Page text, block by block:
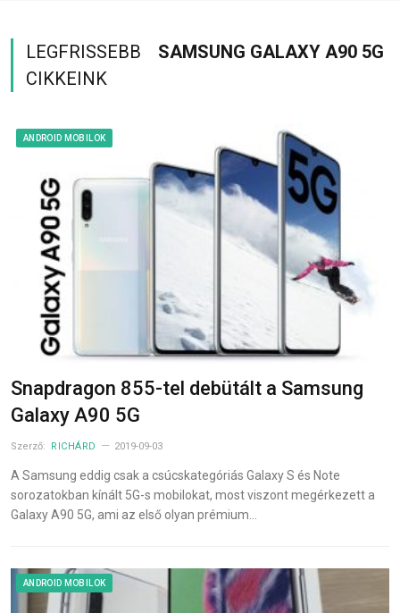
LEGFRISSEBB
SAMSUNG GALAXY A90 5G
CIKKEINK
ANDROID MOBILOK
Snapdragon 855-tel debütált a Samsung
Galaxy A90 5G
Szerző: RICHÁRD 2019-09-03
A Samsung eddig csak a csúcskategóriás Galaxy S és Note
sorozatokban kínált 5G-s mobilokat, most viszont megérkezett a
Galaxy A90 5G, ami az első olyan prémium…
ANDROID MOBILOK